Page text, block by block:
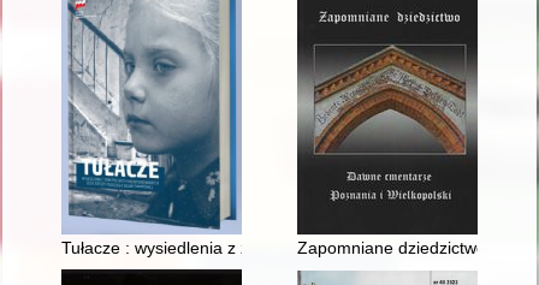
Tułacze : wysiedlenia z ziem polskich inkorporowanych do III
Zapomniane dziedzictwo :